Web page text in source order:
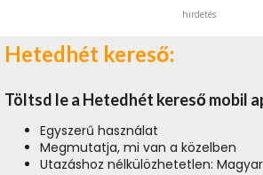
hirdetés
Hetedhét kereső:
Töltsd le a Hetedhét kereső mobil
Egyszerű használat
Megmutatja, mi van a közelben
Utazáshoz nélkülözhetetlen: